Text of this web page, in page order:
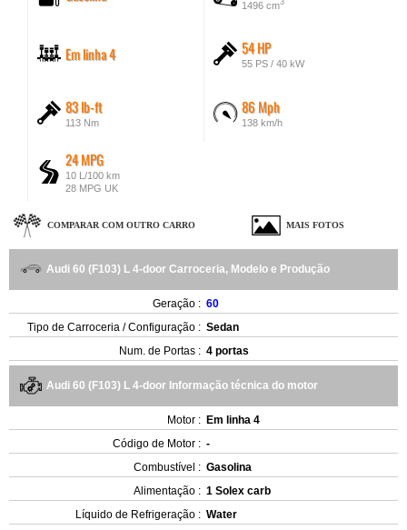
1496 cm3
Em linha 4 54 HP
55 PS / 40 kW
83 lb-ft
113 Nm
86 Mph
138 km/h
24 MPG
10 L/100 km
28 MPG UK
COMPARAR COM OUTRO CARRO MAIS FOTOS
Audi 60 (F103) L 4-door Carroceria, Modelo e Produção
Geração : 60
Tipo de Carroceria / Configuração : Sedan
Num. de Portas : 4 portas
Audi 60 (F103) L 4-door Informação técnica do motor
Motor : Em linha 4
Código de Motor : -
Combustível : Gasolina
Alimentação : 1 Solex carb
Líquido de Refrigeração : Water